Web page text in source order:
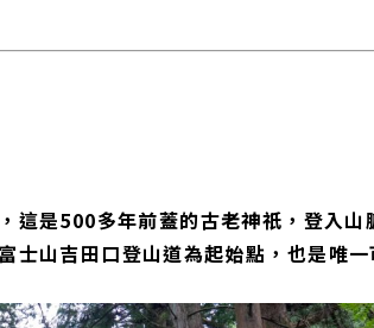
是500多年前蓋的古老神祇，登入山
士山吉田口登山道為起始點，也是唯一